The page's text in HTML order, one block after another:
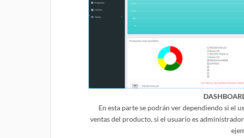
En esta parte se podrán ver dependiendo si el
ventas del producto, si el usuario es